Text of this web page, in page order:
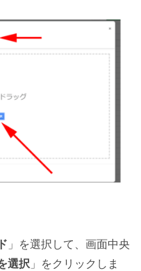
」を選択して、画面中央
選択 」をクリックしま